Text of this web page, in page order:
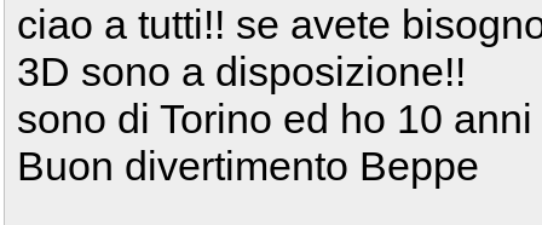
ciao a tutti!! se avete
3D sono a disposizione!!
sono di Torino ed ho 10
Buon divertimento Beppe